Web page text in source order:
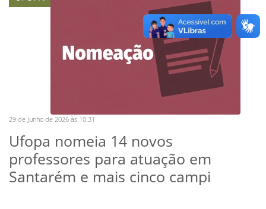
29 de Junho de 2026 às 10:31
Ufopa nomeia 14 novos
professores para atuação em
Santarém e mais cinco campi